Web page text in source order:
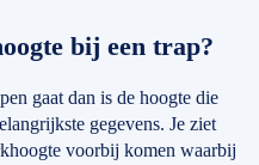
bij een trap?
gaat dan is de hoogte die
gegevens. Je ziet
voorbij komen waarbij